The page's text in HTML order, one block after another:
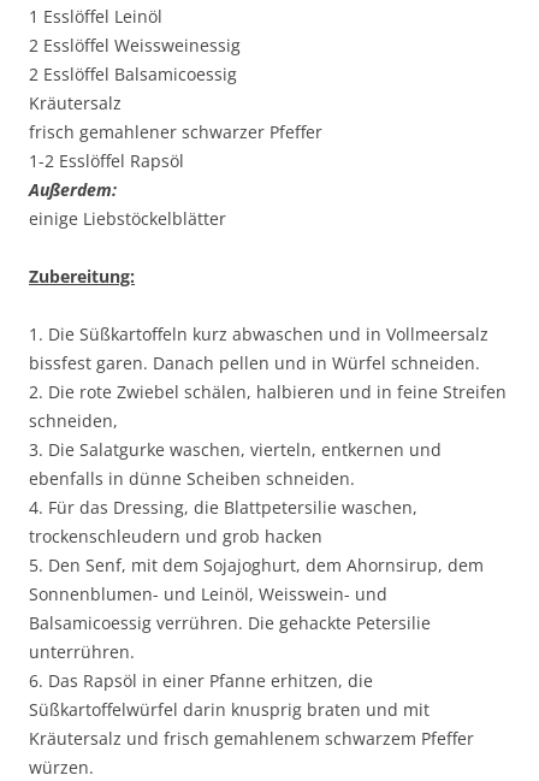
1 Esslöffel Leinöl
2 Esslöffel Weissweinessig
2 Esslöffel Balsamicoessig
Kräutersalz
frisch gemahlener schwarzer Pfeffer
1-2 Esslöffel Rapsöl
Außerdem:
einige Liebstöckelblätter
Zubereitung:
1. Die Süßkartoffeln kurz abwaschen und in Vollmeersalz
bissfest garen. Danach pellen und in Würfel schneiden.
2. Die rote Zwiebel schälen, halbieren und in feine Streifen
schneiden,
3. Die Salatgurke waschen, vierteln, entkernen und
ebenfalls in dünne Scheiben schneiden.
4. Für das Dressing, die Blattpetersilie waschen,
trockenschleudern und grob hacken
5. Den Senf, mit dem Sojajoghurt, dem Ahornsirup, dem
Sonnenblumen- und Leinöl, Weisswein- und
Balsamicoessig verrühren. Die gehackte Petersilie
unterrühren.
6. Das Rapsöl in einer Pfanne erhitzen, die
Süßkartoffelwürfel darin knusprig braten und mit
Kräutersalz und frisch gemahlenem schwarzem Pfeffer
würzen.